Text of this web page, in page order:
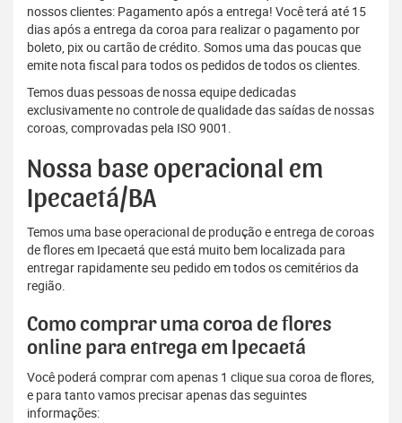
nossos clientes: Pagamento após a entrega! Você terá até 15
dias após a entrega da coroa para realizar o pagamento por
boleto, pix ou cartão de crédito. Somos uma das poucas que
emite nota fiscal para todos os pedidos de todos os clientes.
Temos duas pessoas de nossa equipe dedicadas
exclusivamente no controle de qualidade das saídas de nossas
coroas, comprovadas pela ISO 9001.
Nossa base operacional em
Ipecaetá/BA
Temos uma base operacional de produção e entrega de coroas
de flores em Ipecaetá que está muito bem localizada para
entregar rapidamente seu pedido em todos os cemitérios da
região.
Como comprar uma coroa de flores
online para entrega em Ipecaetá
Você poderá comprar com apenas 1 clique sua coroa de flores,
e para tanto vamos precisar apenas das seguintes
informações: